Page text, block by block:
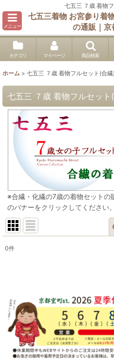
七五三 ７歳 着物
メニュー
七五三着物 お宮参り着
の通販｜
カテゴリ マイページ 商品検索
ホーム > 七五三 ７歳 着物フルセット(合繊)
七五三 ７歳 着物フルセット
※合繊・化繊の7歳の着物セットの
のバナーをクリックしてください。
並び順
絞り込
0件